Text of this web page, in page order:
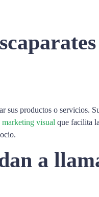
sus productos o servicios.
marketing visual que facilita
a